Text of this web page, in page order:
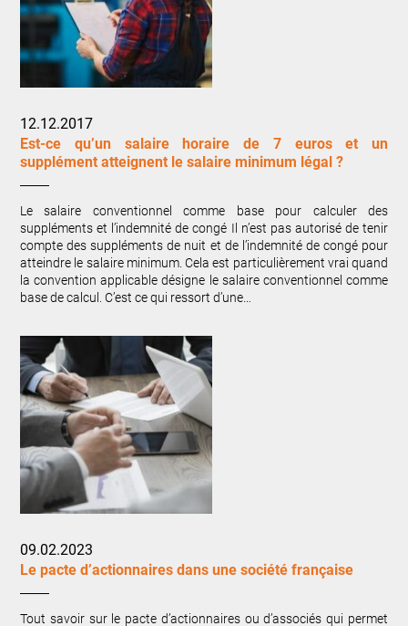
12.12.2017
Est-ce qu’un salaire horaire de 7 euros et un
supplément atteignent le salaire minimum légal ?
Le salaire conventionnel comme base pour calculer des
suppléments et l’indemnité de congé Il n’est pas autorisé de tenir
compte des suppléments de nuit et de l’indemnité de congé pour
atteindre le salaire minimum. Cela est particulièrement vrai quand
la convention applicable désigne le salaire conventionnel comme
base de calcul. C’est ce qui ressort d’une…
09.02.2023
Le pacte d’actionnaires dans une société française
Tout savoir sur le pacte d’actionnaires ou d’associés qui permet